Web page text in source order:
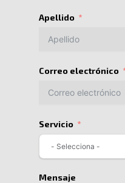
Apellido
Correo electrónico
Servicio
Mensaje